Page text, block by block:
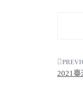
文
2021